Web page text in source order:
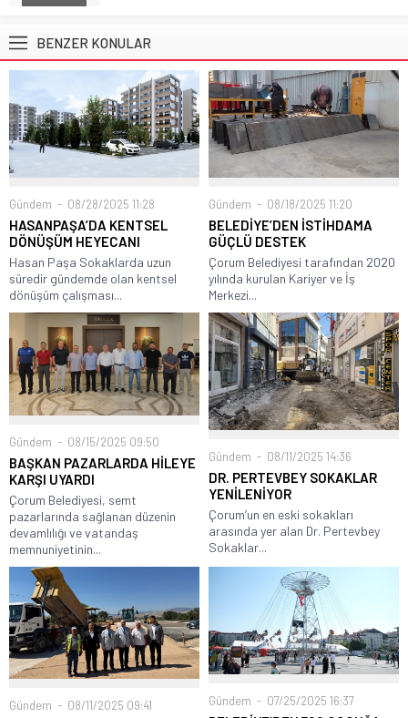
BENZER KONULAR
Gündem 08/28/2025 11:28
HASANPAŞA’DA KENTSEL
DÖNÜŞÜM HEYECANI
Hasan Paşa Sokaklarda uzun
süredir gündemde olan kentsel
dönüşüm çalışması...
Gündem 08/18/2025 11:20
BELEDİYE’DEN İSTİHDAMA
GÜÇLÜ DESTEK
Çorum Belediyesi tarafından 2020
yılında kurulan Kariyer ve İş
Merkezi...
Gündem 08/15/2025 09:50
BAŞKAN PAZARLARDA HİLEYE
KARŞI UYARDI
Çorum Belediyesi, semt
pazarlarında sağlanan düzenin
devamlılığı ve vatandaş
memnuniyetinin...
Gündem 08/11/2025 14:36
DR. PERTEVBEY SOKAKLAR
YENİLENİYOR
Çorum’un en eski sokakları
arasında yer alan Dr. Pertevbey
Sokaklar...
Gündem 08/11/2025 09:41 Gündem 07/25/2025 16:37